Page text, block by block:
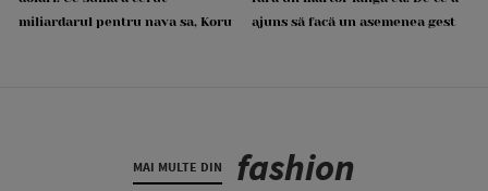
miliardarul pentru nava sa, Koru
ajuns să facă un asemenea gest
MAI MULTE DIN fashion